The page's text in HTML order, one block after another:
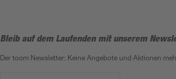
Bleib auf dem Laufenden mit unserem
Der toom Newsletter: Keine Angebote und Aktionen